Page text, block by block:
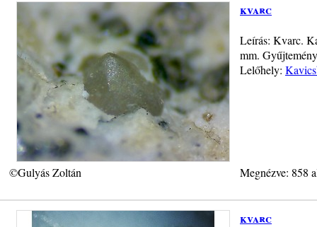
kvarc
Leírás: Kvarc.
mm.
Lelőhely:
©Gulyás Zoltán Megnézve: 858
kvarc